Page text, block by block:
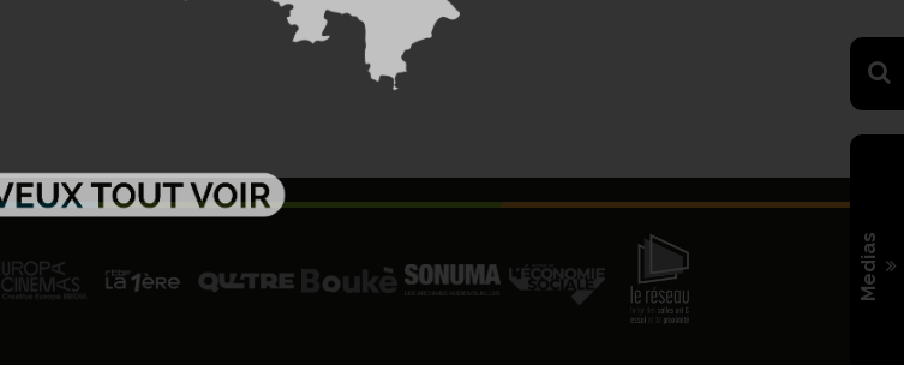
Medias